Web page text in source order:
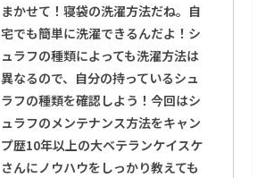
まかせて！寝袋の洗濯方法だね。自
宅でも簡単に洗濯できるんだよ！シ
ュラフの種類によっても洗濯方法は
異なるので、自分の持っているシュ
ラフの種類を確認しよう！今回はシ
ュラフのメンテナンス方法をキャン
プ歴10年以上の大ベテランケイスケ
さんにノウハウをしっかり教えても